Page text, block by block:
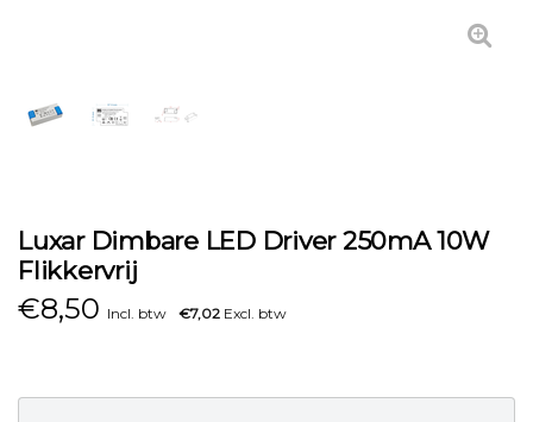
Luxar Dimbare LED Driver 250mA 10W
Flikkervrij
€8,50 Incl. btw €7,02 Excl. btw